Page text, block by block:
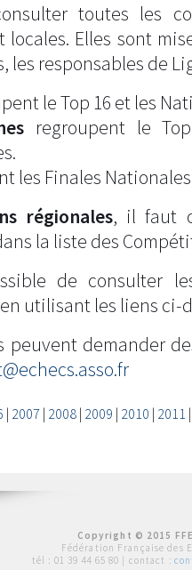
toutes les
Elles sont
les responsables de
le Top 16 et les
regroupent le
les Finales
régionales, il faut
la liste des
de consulter
en utilisant les liens ci-
peuvent demander
| 2007 | 2008| 2009 | 2010 | 2011
Copyright © 2015
Fédération Française des
tél : 01 39 44 65 80 | contact :